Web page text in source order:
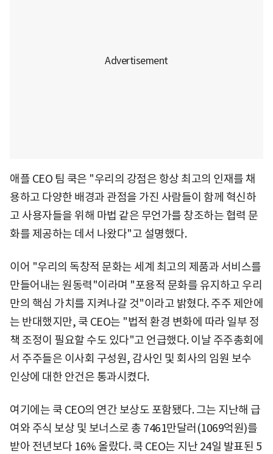
애플 CEO 팀 쿡은 "우리의 강점은 항상 최고의 인재를 채
용하고 다양한 배경과 관점을 가진 사람들이 함께 혁신하
고 사용자들을 위해 마법 같은 무언가를 창조하는 협력 문
화를 제공하는 데서 나왔다"고 설명했다.
이어 "우리의 독창적 문화는 세계 최고의 제품과 서비스를
만들어내는 원동력"이라며 "포용적 문화를 유지하고 우리
만의 핵심 가치를 지켜나갈 것"이라고 밝혔다. 주주 제안에
는 반대했지만, 쿡 CEO는 "법적 환경 변화에 따라 일부 정
책 조정이 필요할 수도 있다"고 언급했다. 이날 주주총회에
서 주주들은 이사회 구성원, 감사인 및 회사의 임원 보수
인상에 대한 안건은 통과시켰다.
여기에는 쿡 CEO의 연간 보상도 포함됐다. 그는 지난해 급
여와 주식 보상 및 보너스로 총 7461만달러(1069억원)를
받아 전년보다 16% 올랐다. 쿡 CEO는 지난 24일 발표된 5